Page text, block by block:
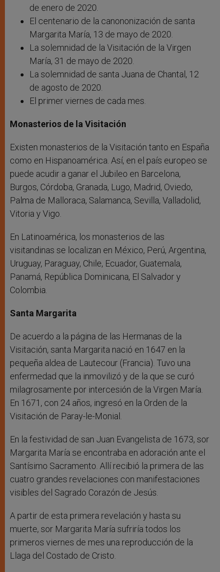
de enero de 2020.
El centenario de la canononización de santa
Margarita María, 13 de mayo de 2020.
La solemnidad de la Visitación de la Virgen
María, 31 de mayo de 2020.
La solemnidad de santa Juana de Chantal, 12
de agosto de 2020.
El primer viernes de cada mes.
Monasterios de la Visitación
Existen monasterios de la Visitación tanto en España
como en Hispanoamérica. Así, en el país europeo se
puede acudir a ganar el Jubileo en Barcelona,
Burgos, Córdoba, Granada, Lugo, Madrid, Oviedo,
Palma de Malloraca, Salamanca, Sevilla, Valladolid,
Vitoria y Vigo.
En Latinoamérica, los monasterios de las
visitandinas se localizan en México, Perú, Argentina,
Uruguay, Paraguay, Chile, Ecuador, Guatemala,
Panamá, República Dominicana, El Salvador y
Colombia.
Santa Margarita
De acuerdo a la página de las Hermanas de la
Visitación, santa Margarita nació en 1647 en la
pequeña aldea de Lautecour (Francia). Tuvo una
enfermedad que la inmovilizó y de la que se curó
milagrosamente por intercesión de la Virgen María.
En 1671, con 24 años, ingresó en la Orden de la
Visitación de Paray-le-Monial.
En la festividad de san Juan Evangelista de 1673, sor
Margarita María se encontraba en adoración ante el
Santísimo Sacramento. Allí recibió la primera de las
cuatro grandes revelaciones con manifestaciones
visibles del Sagrado Corazón de Jesús.
A partir de esta primera revelación y hasta su
muerte, sor Margarita María sufriría todos los
primeros viernes de mes una reproducción de la
Llaga del Costado de Cristo.